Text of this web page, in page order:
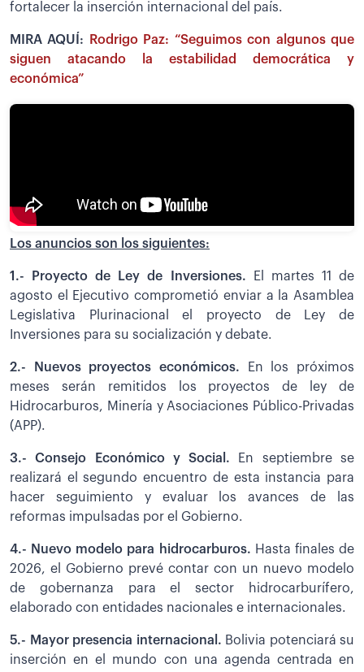
fortalecer la inserción internacional del país.
MIRA AQUÍ:
Rodrigo Paz: “Seguimos con algunos que
siguen atacando la estabilidad democrática y
económica”
Los anuncios son los siguientes:
1.- Proyecto de Ley de Inversiones. El martes 11 de
agosto el Ejecutivo comprometió enviar a la Asamblea
Legislativa Plurinacional el proyecto de Ley de
Inversiones para su socialización y debate.
2.- Nuevos proyectos económicos.
En los próximos
meses serán remitidos los proyectos de ley de
Hidrocarburos, Minería y Asociaciones Público-Privadas
(APP).
3.- Consejo Económico y Social. En septiembre se
realizará el segundo encuentro de esta instancia para
hacer seguimiento y evaluar los avances de las
reformas impulsadas por el Gobierno.
4.- Nuevo modelo para hidrocarburos. Hasta finales de
2026, el Gobierno prevé contar con un nuevo modelo
de gobernanza para el sector hidrocarburífero,
elaborado con entidades nacionales e internacionales.
5.- Mayor presencia internacional. Bolivia potenciará su
inserción en el mundo con una agenda centrada en